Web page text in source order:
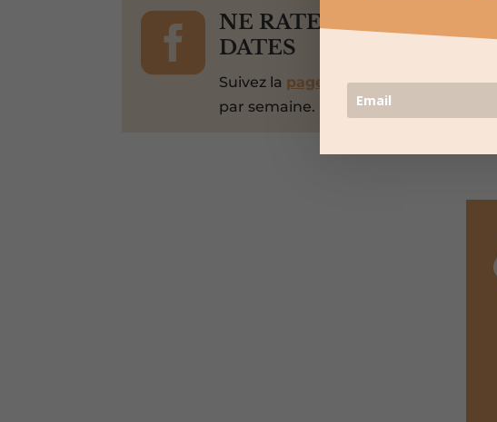

NE RATEZ PAS LES
DATES
Suivez la page Facebookpour
par semaine.